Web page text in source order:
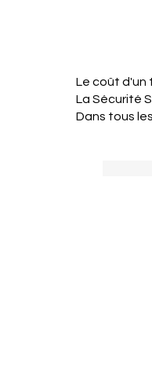
Le coût d'un
La Sécurité
Dans tous